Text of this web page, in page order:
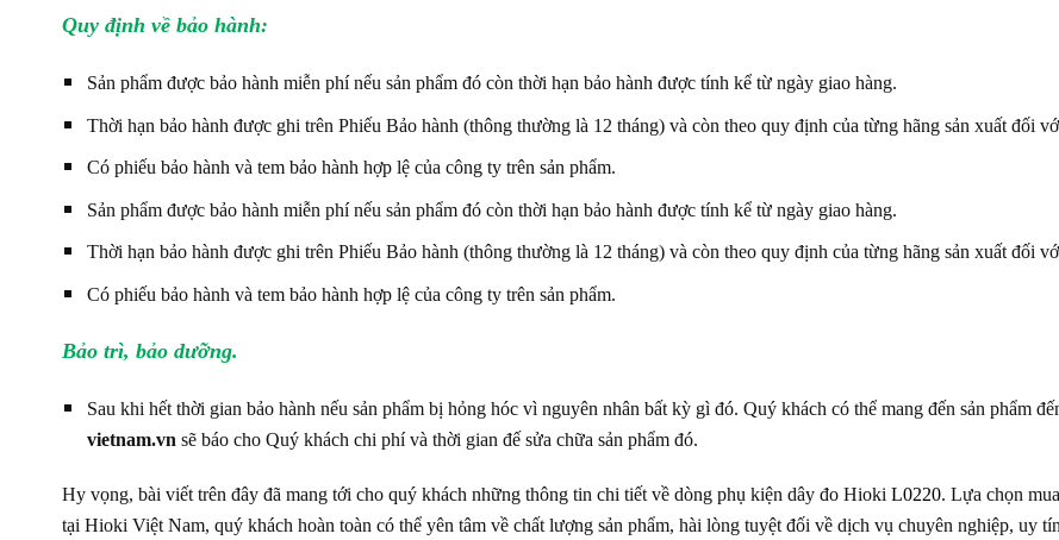
Quy định về bảo hành:
Sản phẩm được bảo hành miễn phí nếu sản phẩm đó còn thời hạn bảo hành được tính kể từ ngày giao hàng.
Thời hạn bảo hành được ghi trên Phiếu Bảo hành (thông thường là 12 tháng) và còn theo quy định của từng hãng sản xuất đối
Có phiếu bảo hành và tem bảo hành hợp lệ của công ty trên sản phẩm.
Sản phẩm được bảo hành miễn phí nếu sản phẩm đó còn thời hạn bảo hành được tính kể từ ngày giao hàng.
Thời hạn bảo hành được ghi trên Phiếu Bảo hành (thông thường là 12 tháng) và còn theo quy định của từng hãng sản xuất đối
Có phiếu bảo hành và tem bảo hành hợp lệ của công ty trên sản phẩm.
Bảo trì, bảo dưỡng.
Sau khi hết thời gian bảo hành nếu sản phẩm bị hỏng hóc vì nguyên nhân bất kỳ gì đó. Quý khách có thể mang đến sản phẩm
vietnam.vn sẽ báo cho Quý khách chi phí và thời gian đế sửa chữa sản phẩm đó.
Hy vọng, bài viết trên đây đã mang tới cho quý khách những thông tin chi tiết về dòng phụ kiện dây đo Hioki L0220. Lựa chọn
tại Hioki Việt Nam, quý khách hoàn toàn có thể yên tâm về chất lượng sản phẩm, hài lòng tuyệt đối về dịch vụ chuyên nghiệp,